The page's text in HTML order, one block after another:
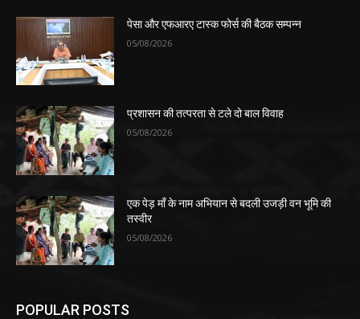
पेसा और एफआरए टास्क फोर्स की बैठक सम्पन्न
05/08/2026
प्रशासन की तत्परता से टले दो बाल विवाह
05/08/2026
एक पेड़ माँ के नाम अभियान से बदली उजड़ी वन भूमि की
तस्वीर
05/08/2026
POPULAR POSTS